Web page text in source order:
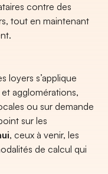
contre des
tout en maintenant
loyers s’applique
agglomérations,
ou sur demande
sur les
, ceux à venir, les
de calcul qui